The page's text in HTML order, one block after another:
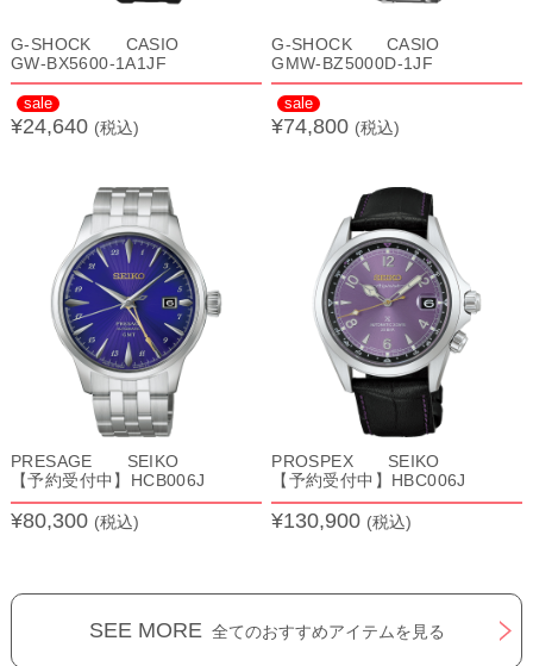
G-SHOCK CASIO
GW-BX5600-1A1JF
sale
¥24,640 (税込)
G-SHOCK CASIO
GMW-BZ5000D-1JF
sale
¥74,800 (税込)
PRESAGE SEIKO
【予約受付中】HCB006J
¥80,300 (税込)
PROSPEX SEIKO
【予約受付中】HBC006J
¥130,900 (税込)
SEE MORE 全てのおすすめアイテムを見る